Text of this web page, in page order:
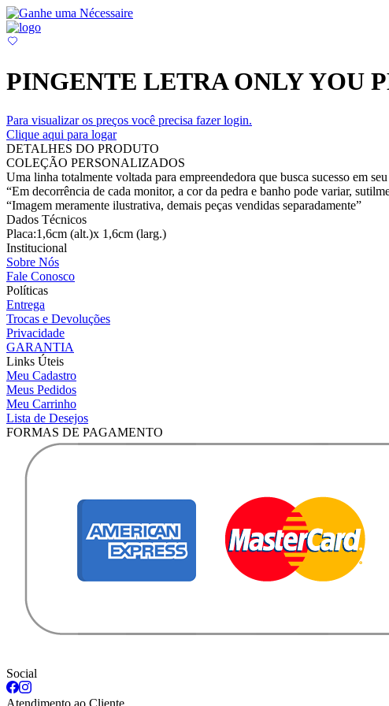
PINGENTE LETRA ONLY YOU
Para visualizar os preços você precisa fazer login.
Clique aqui para logar
DETALHES DO PRODUTO
COLEÇÃO PERSONALIZADOS
Uma linha totalmente voltada para empreendedora que busca sucesso em
“Em decorrência de cada monitor, a cor da pedra e banho pode variar,
“Imagem meramente ilustrativa, demais peças vendidas separadamente”
Dados Técnicos
Placa:1,6cm (alt.)x 1,6cm (larg.)
Institucional
Sobre Nós
Fale Conosco
Políticas
Entrega
Trocas e Devoluções
Privacidade
GARANTIA
Links Úteis
Meu Cadastro
Meus Pedidos
Meu Carrinho
Lista de Desejos
FORMAS DE PAGAMENTO
Social
Atendimento ao Cliente